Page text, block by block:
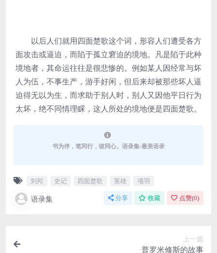
以后人们就用四面楚歌这个词，形容人们遭受各方
面攻击或逼迫，而陷于孤立窘迫的境地。凡是陷于此种
境地者，其命运往往是很悲惨的。例如某人因经常与坏
人为伍，不事生产，游手好闲，但后来却被那些坏人逼
迫得无以为生，而求助于别人时，别人又因他平日行为
太坏，绝不同情理睬，这人所处的境地便是四面楚歌。
书为伴，笔同行，彼同心。语录集-最美语录
刘邦 史记 四面楚歌 英雄 项羽
语录集 分享 收藏 点赞(0)
上一篇
普罗米修斯的故事